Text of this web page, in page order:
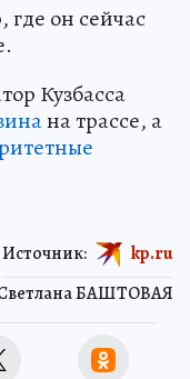
где он сейчас
Кузбасса
на трассе, а
БАШТОВАЯ
Источник: kp.ru